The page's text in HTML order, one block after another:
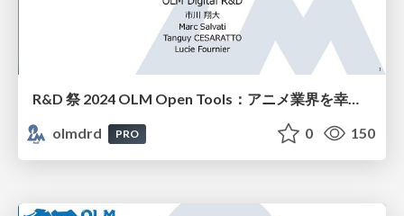
R&D 祭 2024 OLM Open Tools：アニメ業界を幸せに
olmdrd
PRO 0 150